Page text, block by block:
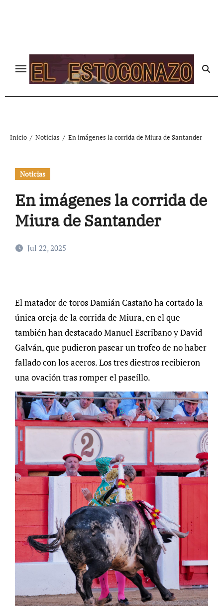
Inicio Noticias En imágenes la corrida de Miura de Santander
Noticias
En imágenes la corrida de
Miura de Santander
Jul 22, 2025
El matador de toros Damián Castaño ha cortado la
única oreja de la corrida de Miura, en el que
también han destacado Manuel Escribano y David
Galván, que pudieron pasear un trofeo de no haber
fallado con los aceros. Los tres diestros recibieron
una ovación tras romper el paseíllo.